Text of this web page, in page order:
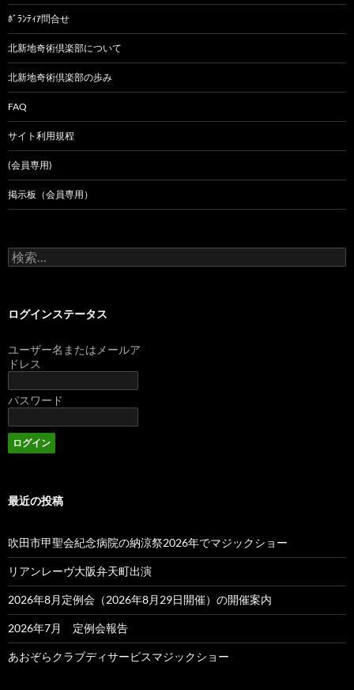
ﾎﾞﾗﾝﾃｨｱ問合せ
北新地奇術倶楽部について
北新地奇術倶楽部の歩み
FAQ
サイト利用規程
(会員専用)
掲示板（会員専用）
検
索:
ログインステータス
ユーザー名またはメールア
ドレス
パスワード
最近の投稿
吹田市甲聖会紀念病院の納涼祭2026年でマジックショー
リアンレーヴ大阪弁天町出演
2026年8月定例会（2026年8月29日開催）の開催案内
2026年7月 定例会報告
あおぞらクラブディサービスマジックショー